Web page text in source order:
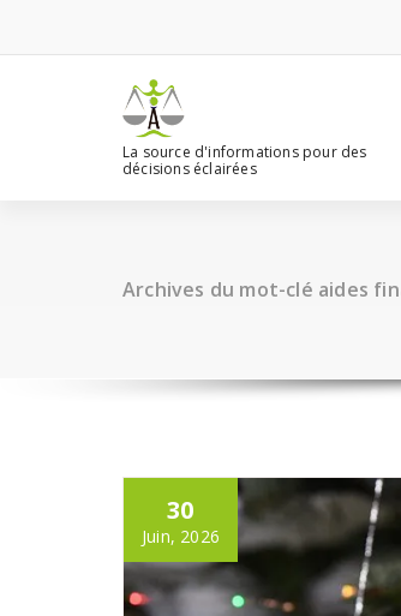
contenu
La source d'informations pour des
décisions éclairées
Archives du mot-clé aides
30
Juin, 2026